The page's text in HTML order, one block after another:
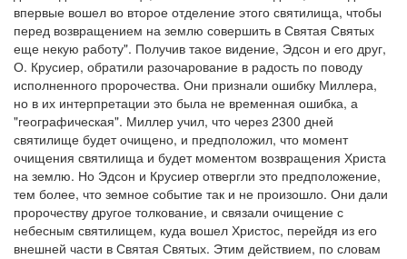
впервые вошел во второе отделение этого святилища, чтобы
перед возвращением на землю совершить в Святая Святых
еще некую работу". Получив такое видение, Эдсон и его друг,
О. Крусиер, обратили разочарование в радость по поводу
исполненного пророчества. Они признали ошибку Миллера,
но в их интерпретации это была не временная ошибка, а
"географическая". Миллер учил, что через 2300 дней
святилище будет очищено, и предположил, что момент
очищения святилища и будет моментом возвращения Христа
на землю. Но Эдсон и Крусиер отвергли это предположение,
тем более, что земное событие так и не произошло. Они дали
пророчеству другое толкование, и связали очищение с
небесным святилищем, куда вошел Христос, перейдя из его
внешней части в Святая Святых. Этим действием, по словам